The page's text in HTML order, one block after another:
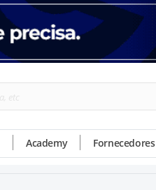
Academy Fornecedores